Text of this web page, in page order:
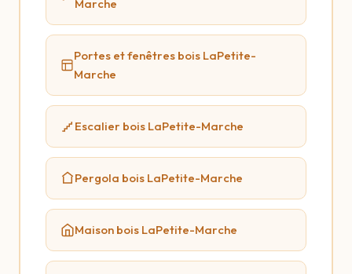
Marche
Portes et fenêtres bois LaPetite-
Marche
Escalier bois LaPetite-Marche
Pergola bois LaPetite-Marche
Maison bois LaPetite-Marche